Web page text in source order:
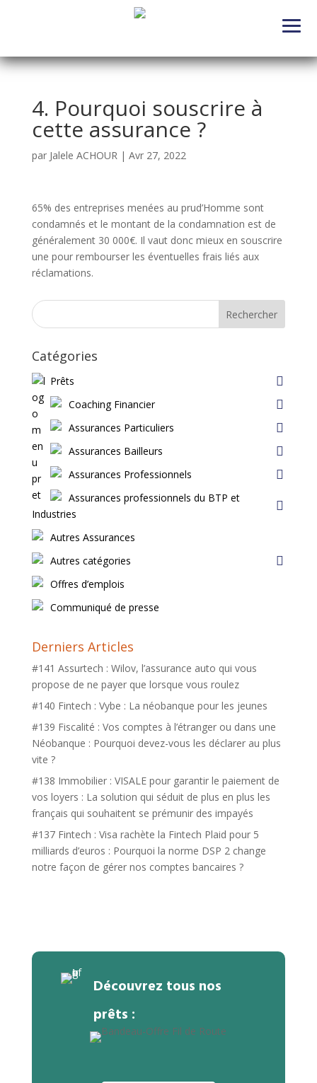
4. Pourquoi souscrire à
cette assurance ?
par Jalele ACHOUR| Avr 27, 2022
65% des entreprises menées au prud’Homme sont
condamnés et le montant de la condamnation est de
généralement 30 000€. Il vaut donc mieux en souscrire
une pour rembourser les éventuelles frais liés aux
réclamations.
Rechercher
Catégories
Prêts
Coaching Financier
Assurances Particuliers
Assurances Bailleurs
Assurances Professionnels
Assurances professionnels du BTP et
Industries
Autres Assurances
Autres catégories
Offres d’emplois
Communiqué de presse
Derniers Articles
#141 Assurtech : Wilov, l’assurance auto qui vous
propose de ne payer que lorsque vous roulez
#140 Fintech : Vybe : La néobanque pour les jeunes
#139 Fiscalité : Vos comptes à l’étranger ou dans une
Néobanque : Pourquoi devez-vous les déclarer au plus
vite ?
#138 Immobilier : VISALE pour garantir le paiement de
vos loyers : La solution qui séduit de plus en plus les
français qui souhaitent se prémunir des impayés
#137 Fintech : Visa rachète la Fintech Plaid pour 5
milliards d’euros : Pourquoi la norme DSP 2 change
notre façon de gérer nos comptes bancaires ?
Découvrez tous nos
prêts :